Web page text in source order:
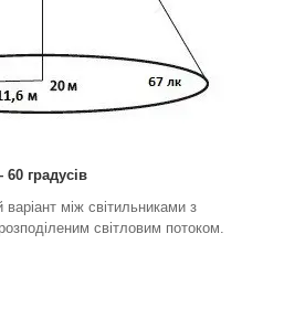
градусів
між світильниками з
світловим потоком.